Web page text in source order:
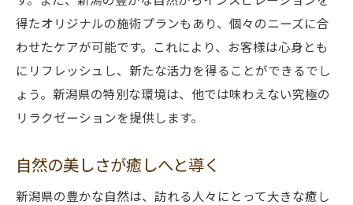
海の恵みを活かした特別な体験
日本海に囲まれた新潟の癒し空間
海風と共に味わうリラクゼーション
新潟の美しい風景と共に過ごすリラックス
タイム
ヘッドスパ
自然との共生が導く癒しの時間
得たオリジナルの施術プランもあり、個々のニーズに合
わせたケアが可能です。これにより、お客様は心身とも
にリフレッシュし、新たな活力を得ることができるでし
ょう。新潟県の特別な環境は、他では味わえない究極の
リラクゼーションを提供します。
自然の美しさが癒しへと導く
新潟県の豊かな自然は、訪れる人々にとって大きな癒し